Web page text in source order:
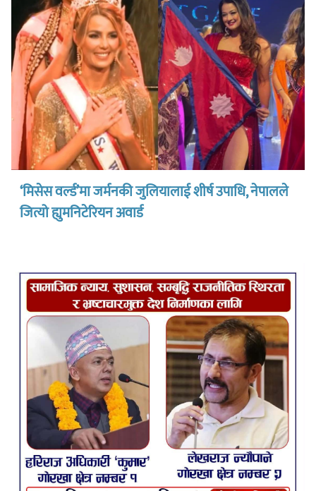
‘मिसेस वर्ल्ड’मा जर्मनकी जुलियालाई शीर्ष उपाधि, नेपालले
जित्यो ह्युमनिटेरियन अवार्ड